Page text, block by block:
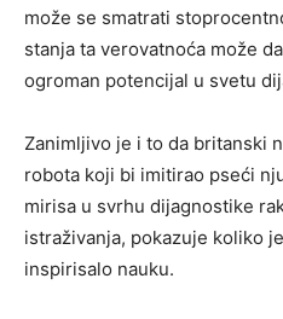
može se smatrati
stanja ta verovatnoća može
ogroman potencijal u svetu
Zanimljivo je i to da britanski
robota koji bi imitirao pseći
mirisa u svrhu dijagnostike
istraživanja, pokazuje koliko
inspirisalo nauku.